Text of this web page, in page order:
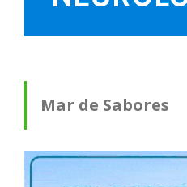
Mar de Sabores